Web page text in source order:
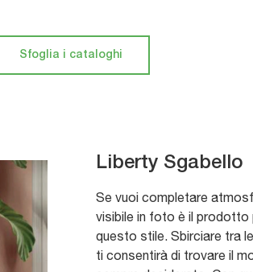
Sfoglia i cataloghi
Liberty Sgabello
Se vuoi completare
visibile in foto è il
questo stile. Sbirciare tra
ti consentirà di trovare il